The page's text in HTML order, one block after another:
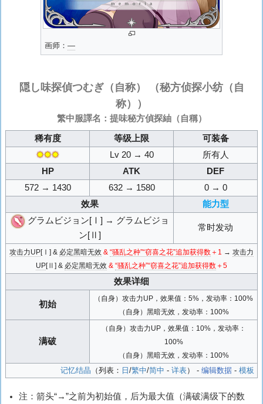
画师： ―
隠し味探偵つむぎ（自称）
（秘方侦探小纺（自
称））
繁中服譯名：提味秘方偵探紬（自稱）
稀有度 等级上限
可装备
✸✸✸
Lv 20 → 40
所有人
HP
ATK
DEF
572 → 1430
632 → 1580
0 → 0
效果
能力型
グラムビジョン[Ⅰ] → グラムビジョ
ン[Ⅱ]
常时发动
攻击力UP[Ⅰ] & 必定黑暗无效 & “骚乱之种”“窃喜之花”追加获得数 ＋1 → 攻击力
UP[Ⅱ] & 必定黑暗无效 & “骚乱之种”“窃喜之花”追加获得数 ＋5
效果详细
初始
（自身）攻击力UP，效果值：5%，发动率：100%
（自身）黑暗无效，发动率：100%
满破
（自身）攻击力UP，效果值：10%，发动率：
100%
（自身）黑暗无效，发动率：100%
记忆结晶 （列表： 日 /繁中/简中 - 详表） - 编辑数据- 模板
注：箭头“→”之前为初始值，后为最大值（满破满级下的数